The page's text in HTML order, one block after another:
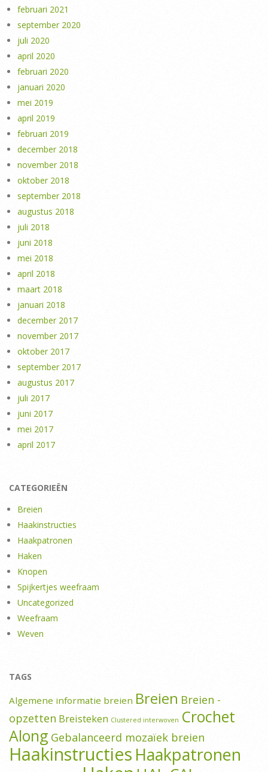
februari 2021
september 2020
juli 2020
april 2020
februari 2020
januari 2020
mei 2019
april 2019
februari 2019
december 2018
november 2018
oktober 2018
september 2018
augustus 2018
juli 2018
juni 2018
mei 2018
april 2018
maart 2018
januari 2018
december 2017
november 2017
oktober 2017
september 2017
augustus 2017
juli 2017
juni 2017
mei 2017
april 2017
CATEGORIEËN
Breien
Haakinstructies
Haakpatronen
Haken
Knopen
Spijkertjes weefraam
Uncategorized
Weefraam
Weven
TAGS
Algemene informatie breien Breien Breien -
opzetten Breisteken Clustered interwoven Crochet
Along Gebalanceerd mozaïek breien
Haakinstructies Haakpatronen